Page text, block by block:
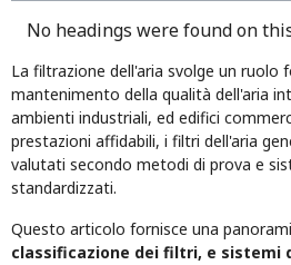
No headings were found on
La filtrazione dell'aria svolge un ruolo
mantenimento della qualità dell'aria
ambienti industriali, ed edifici
prestazioni affidabili, i filtri dell'aria
valutati secondo metodi di prova e
standardizzati.
Questo articolo fornisce una
classificazione dei filtri, e sistemi